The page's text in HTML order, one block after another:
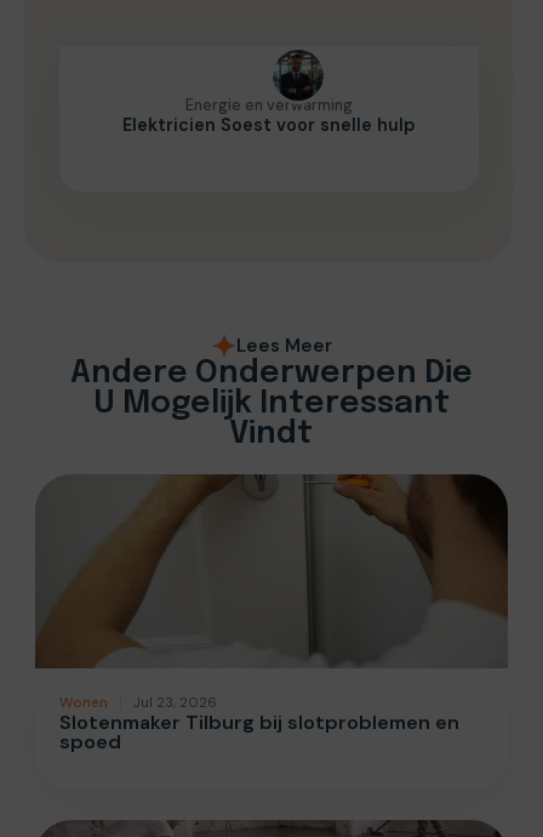
Energie en verwarming
Elektricien Soest voor snelle hulp
Lees Meer
Andere Onderwerpen Die
U Mogelijk Interessant
Vindt
Wonen Jul 23, 2026
Slotenmaker Tilburg bij slotproblemen en
spoed